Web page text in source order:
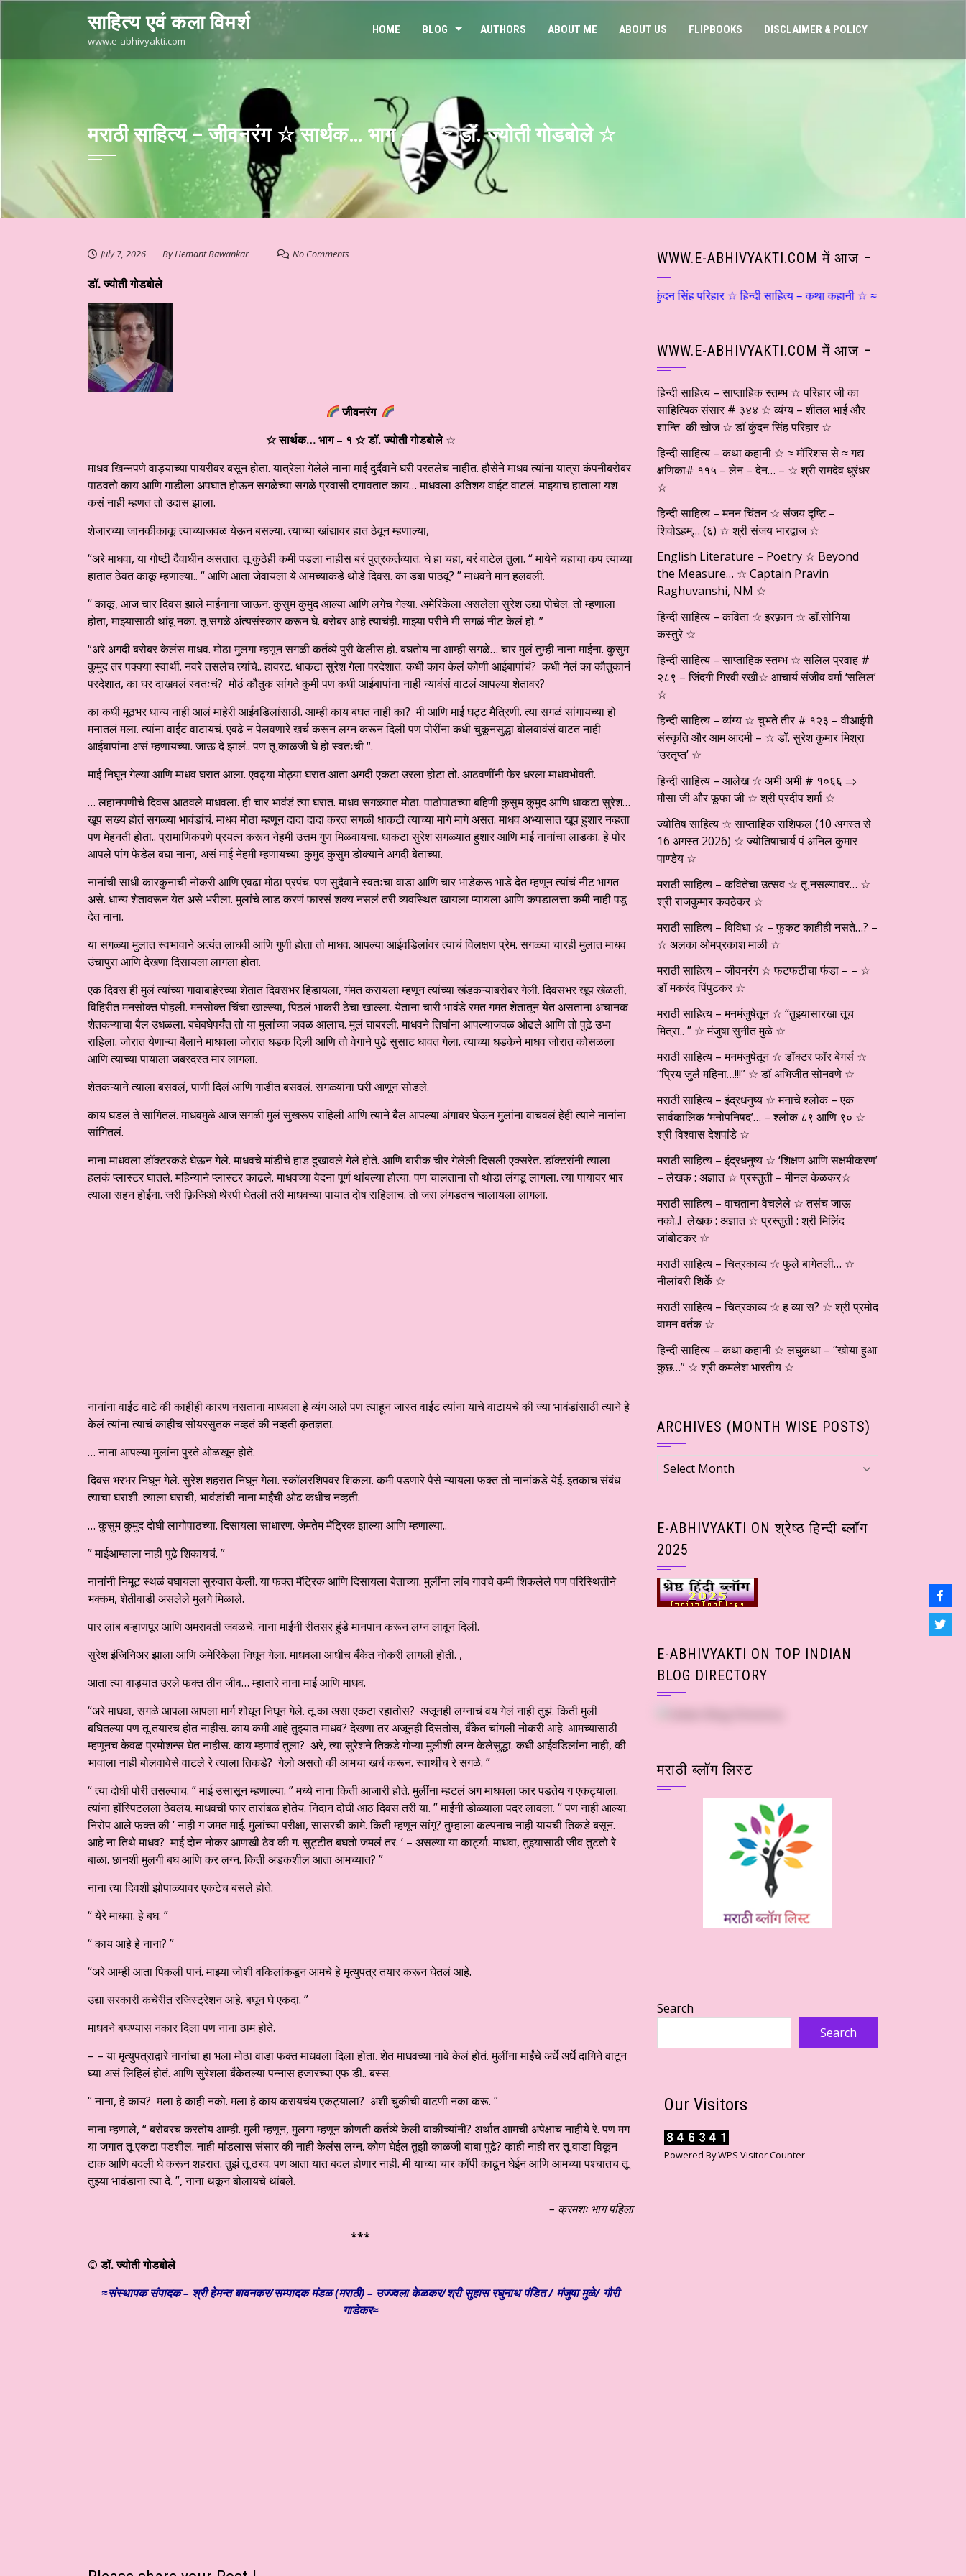
साहित्य एवं कला विमर्श
www.e-abhivyakti.com
HOME BLOG AUTHORS ABOUT ME ABOUT US FLIPBOOKS DISCLAIMER & POLICY
मराठी साहित्य – जीवनरंग ☆ सार्थक… भाग – १ ☆ डॉ. ज्योती गोडबोले ☆
July 7, 2026 ByHemant Bawankar No Comments
डॉ. ज्योती गोडबोले
जीवनरंग
☆ सार्थक… भाग – १ ☆ डॉ. ज्योती गोडबोले☆
माधव खिन्नपणे वाड्याच्या पायरीवर बसून होता. यात्रेला गेलेले नाना माई दुर्दैवाने घरी परतलेच नाहीत. हौसेने माधव त्यांना यात्रा कंपनीबरोबर
पाठवतो काय आणि गाडीला अपघात होऊन सगळेच्या सगळे प्रवासी दगावतात काय… माधवला अतिशय वाईट वाटलं. माझ्याच हाताला यश
कसं नाही म्हणत तो उदास झाला.
शेजारच्या जानकीकाकू त्याच्याजवळ येऊन बसल्या. त्याच्या खांद्यावर हात ठेवून म्हणाल्या,
“अरे माधवा, या गोष्टी दैवाधीन असतात. तू कुठेही कमी पडला नाहीस बरं पुत्रकर्तव्यात. घे हा चहा, बरं वाटेल तुला. “ मायेने चहाचा कप त्याच्या
हातात ठेवत काकू म्हणाल्या.. “ आणि आता जेवायला ये आमच्याकडे थोडे दिवस. का डबा पाठवू? ” माधवने मान हलवली.
“ काकू, आज चार दिवस झाले माईनाना जाऊन. कुसुम कुमुद आल्या आणि लगेच गेल्या. अमेरिकेला असलेला सुरेश उद्या पोचेल. तो म्हणाला
होता, माझ्यासाठी थांबू नका. तू सगळे अंत्यसंस्कार करून घे. बरोबर आहे त्याचंही. माझ्या परीने मी सगळं नीट केलं हो. ”
“अरे अगदी बरोबर केलंस माधव. मोठा मुलगा म्हणून सगळी कर्तव्ये पुरी केलीस हो. बघतोय ना आम्ही सगळे… चार मुलं तुम्ही नाना माईना. कुसुम
कुमुद तर पक्क्या स्वार्थी. नवरे तसलेच त्यांचे.. हावरट. धाकटा सुरेश गेला परदेशात. कधी काय केलं कोणी आईबापांचं? कधी नेलं का कौतुकानं
परदेशात, का घर दाखवलं स्वतःचं? मोठं कौतुक सांगते कुमी पण कधी आईबापांना नाही न्यावंसं वाटलं आपल्या शेतावर?
का कधी मूठभर धान्य नाही आलं माहेरी आईवडिलांसाठी. आम्ही काय बघत नाही का? मी आणि माई घट्ट मैत्रिणी. त्या सगळं सांगायच्या हो
मनातलं मला. त्यांना वाईट वाटायचं. एवढे न पेलवणारे खर्च करून लग्न करून दिली पण पोरींना कधी चुकूनसुद्धा बोलवावंसं वाटत नाही
आईबापांना असं म्हणायच्या. जाऊ दे झालं.. पण तू काळजी घे हो स्वतःची “.
माई निघून गेल्या आणि माधव घरात आला. एवढ्या मोठ्या घरात आता अगदी एकटा उरला होटा तो. आठवणींनी फेर धरला माधवभोवती.
… लहानपणीचे दिवस आठवले माधवला. ही चार भावंडं त्या घरात. माधव सगळ्यात मोठा. पाठोपाठच्या बहिणी कुसुम कुमुद आणि धाकटा सुरेश…
खूप सख्य होतं सगळ्या भावंडांचं. माधव मोठा म्हणून दादा दादा करत सगळी धाकटी त्याच्या मागे मागे असत. माधव अभ्यासात खूप हुशार नव्हता
पण मेहनती होता.. प्रामाणिकपणे प्रयत्न करून नेहमी उत्तम गुण मिळवायचा. धाकटा सुरेश सगळ्यात हुशार आणि माई नानांचा लाडका. हे पोर
आपले पांग फेडेल बघा नाना, असं माई नेहमी म्हणायच्या. कुमुद कुसुम डोक्याने अगदी बेताच्या.
नानांची साधी कारकुनाची नोकरी आणि एवढा मोठा प्रपंच. पण सुदैवाने स्वतःचा वाडा आणि चार भाडेकरू भाडे देत म्हणून त्यांचं नीट भागत
असे. धान्य शेतावरून येत असे भरीला. मुलांचे लाड करणं फारसं शक्य नसलं तरी व्यवस्थित खायला प्यायला आणि कपडालत्ता कमी नाही पडू
देत नाना.
या सगळ्या मुलात स्वभावाने अत्यंत लाघवी आणि गुणी होता तो माधव. आपल्या आईवडिलांवर त्याचं विलक्षण प्रेम. सगळ्या चारही मुलात माधव
उंचापुरा आणि देखणा दिसायला लागला होता.
एक दिवस ही मुलं त्यांच्या गावाबाहेरच्या शेतात दिवसभर हिंडायला, गंमत करायला म्हणून त्यांच्या खंडकऱ्याबरोबर गेली. दिवसभर खूप खेळली,
विहिरीत मनसोक्त पोहली. मनसोक्त चिंचा खाल्ल्या, पिठलं भाकरी ठेचा खाल्ला. येताना चारी भावंडे रमत गमत शेतातून येत असताना अचानक
शेतकऱ्याचा बैल उधळला. बघेबघेपर्यंत तो या मुलांच्या जवळ आलाच. मुलं घाबरली. माधवने तिघांना आपल्याजवळ ओढले आणि तो पुढे उभा
राहिला. जोरात येणाऱ्या बैलाने माधवला जोरात धडक दिली आणि तो वेगाने पुढे सुसाट धावत गेला. त्याच्या धडकेने माधव जोरात कोसळला
आणि त्याच्या पायाला जबरदस्त मार लागला.
शेतकऱ्याने त्याला बसवलं, पाणी दिलं आणि गाडीत बसवलं. सगळ्यांना घरी आणून सोडले.
काय घडलं ते सांगितलं. माधवमुळे आज सगळी मुलं सुखरूप राहिली आणि त्याने बैल आपल्या अंगावर घेऊन मुलांना वाचवलं हेही त्याने नानांना
सांगितलं.
नाना माधवला डॉक्टरकडे घेऊन गेले. माधवचे मांडीचे हाड दुखावले गेले होते. आणि बारीक चीर गेलेली दिसली एक्सरेत. डॉक्टरांनी त्याला
हलकं प्लास्टर घातले. महिन्याने प्लास्टर काढले. माधवच्या वेदना पूर्ण थांबल्या होत्या. पण चालताना तो थोडा लंगडू लागला. त्या पायावर भार
त्याला सहन होईना. जरी फ़िजिओ थेरपी घेतली तरी माधवच्या पायात दोष राहिलाच. तो जरा लंगडतच चालायला लागला.
नानांना वाईट वाटे की काहीही कारण नसताना माधवला हे व्यंग आले पण त्याहून जास्त वाईट त्यांना याचे वाटायचे की ज्या भावंडांसाठी त्याने हे
केलं त्यांना त्याचं काहीच सोयरसुतक नव्हतं की नव्हती कृतज्ञता.
… नाना आपल्या मुलांना पुरते ओळखून होते.
दिवस भरभर निघून गेले. सुरेश शहरात निघून गेला. स्कॉलरशिपवर शिकला. कमी पडणारे पैसे न्यायला फक्त तो नानांकडे येई. इतकाच संबंध
त्याचा घराशी. त्याला घराची, भावंडांची नाना माईंची ओढ कधीच नव्हती.
… कुसुम कुमुद दोघी लागोपाठच्या. दिसायला साधारण. जेमतेम मॅट्रिक झाल्या आणि म्हणाल्या..
” माईआम्हाला नाही पुढे शिकायचं. ”
नानांनी निमूट स्थळं बघायला सुरुवात केली. या फक्त मॅट्रिक आणि दिसायला बेताच्या. मुलींना लांब गावचे कमी शिकलेले पण परिस्थितीने
भक्कम, शेतीवाडी असलेले मुलगे मिळाले.
पार लांब बऱ्हाणपूर आणि अमरावती जवळचे. नाना माईनी रीतसर हुंडे मानपान करून लग्न लावून दिली.
सुरेश इंजिनिअर झाला आणि अमेरिकेला निघून गेला. माधवला आधीच बँकेत नोकरी लागली होती. ,
आता त्या वाड्यात उरले फक्त तीन जीव… म्हातारे नाना माई आणि माधव.
“अरे माधवा, सगळे आपला आपला मार्ग शोधून निघून गेले. तू का असा एकटा रहातोस? अजूनही लग्नाचं वय गेलं नाही तुझं. किती मुली
बघितल्या पण तू तयारच होत नाहीस. काय कमी आहे तुझ्यात माधव? देखणा तर अजूनही दिसतोस, बँकेत चांगली नोकरी आहे. आमच्यासाठी
म्हणूनच केवळ प्रमोशन्स घेत नाहीस. काय म्हणावं तुला? अरे, त्या सुरेशने तिकडे गोऱ्या मुलीशी लग्न केलेसुद्धा. कधी आईवडिलांना नाही, की
भावाला नाही बोलवावेसे वाटले रे त्याला तिकडे? गेलो असतो की आमचा खर्च करून. स्वार्थीच रे सगळे. ”
“ त्या दोघी पोरी तसल्याच. ” माई उसासून म्हणाल्या. ” मध्ये नाना किती आजारी होते. मुलींना म्हटलं अग माधवला फार पडतेय ग एकट्याला.
त्यांना हॉस्पिटलला ठेवलंय. माधवची फार तारांबळ होतेय. निदान दोघी आठ दिवस तरी या. ” माईनी डोळ्याला पदर लावला. “ पण नाही आल्या.
निरोप आले फक्त की ‘ नाही ग जमत माई. मुलांच्या परीक्षा, सासरची कामे. किती म्हणून सांगू? तुम्हाला कल्पनाच नाही यायची तिकडे बसून.
आहे ना तिथे माधव? माई दोन नोकर आणखी ठेव की ग. सुट्टीत बघतो जमलं तर. ’ – असल्या या कार्ट्या. माधवा, तुझ्यासाठी जीव तुटतो रे
बाळा. छानशी मुलगी बघ आणि कर लग्न. किती अडकशील आता आमच्यात? ”
नाना त्या दिवशी झोपाळ्यावर एकटेच बसले होते.
“ येरे माधवा. हे बघ. ”
“ काय आहे हे नाना? ”
“अरे आम्ही आता पिकली पानं. माझ्या जोशी वकिलांकडून आमचे हे मृत्युपत्र तयार करून घेतलं आहे.
उद्या सरकारी कचेरीत रजिस्ट्रेशन आहे. बघून घे एकदा. ”
माधवने बघण्यास नकार दिला पण नाना ठाम होते.
– – या मृत्युपत्राद्वारे नानांचा हा भला मोठा वाडा फक्त माधवला दिला होता. शेत माधवच्या नावे केलं होतं. मुलींना माईंचे अर्धे अर्धे दागिने वाटून
घ्या असं लिहिलं होतं. आणि सुरेशला बँकेतल्या पन्नास हजारच्या एफ डी.. बस्स.
“ नाना, हे काय? मला हे काही नको. मला हे काय करायचंय एकट्याला? अशी चुकीची वाटणी नका करू. ”
नाना म्हणाले, “ बरोबरच करतोय आम्ही. मुली म्हणून, मुलगा म्हणून कोणती कर्तव्ये केली बाकीच्यांनी? अर्थात आमची अपेक्षाच नाहीये रे. पण मग
या जगात तू एकटा पडशील. नाही मांडलास संसार की नाही केलंस लग्न. कोण घेईल तुझी काळजी बाबा पुढे? काही नाही तर तू वाडा विकून
टाक आणि बदली घे करून शहरात. तुझं तू ठरव. पण आता यात बदल होणार नाही. मी याच्या चार कॉपी काढून घेईन आणि आमच्या पश्चातच तू
तुझ्या भावंडाना त्या दे. ”, नाना थकून बोलायचे थांबले.
– क्रमशः भाग पहिला
***
©डॉ. ज्योती गोडबोले
≈संस्थापक संपादक – श्री हेमन्त बावनकर/सम्पादक मंडळ (मराठी) – उज्ज्वला केळकर/श्री सुहास रघुनाथ पंडित / मंजुषा मुळे/ गौरी
गाडेकर≈
WWW.E-ABHIVYAKTI.COM में आज –
हिन्दी साहित्य – साप्ताहिक स्तम्भ ☆ परिहार जी का साहित्यिक संसार # ३४४ ☆ व्यंग्य – शीतल भाई और शान्ति की खोज ☆ डॉ कुंदन सिंह परिहार ☆ हिन्दी साहित्य – कथा कहानी ☆ ≈ मॉरिशस से ≈ गद्य
WWW.E-ABHIVYAKTI.COM में आज –
हिन्दी साहित्य – साप्ताहिक स्तम्भ ☆ परिहार जी का
साहित्यिक संसार # ३४४ ☆ व्यंग्य – शीतल भाई और
शान्ति की खोज ☆ डॉ कुंदन सिंह परिहार ☆
हिन्दी साहित्य – कथा कहानी ☆ ≈ मॉरिशस से ≈ गद्य
क्षणिका# ११५ – लेन – देन… – ☆ श्री रामदेव धुरंधर
☆
हिन्दी साहित्य – मनन चिंतन ☆ संजय दृष्टि –
शिवोऽहम्… (६) ☆ श्री संजय भारद्वाज ☆
English Literature – Poetry ☆ Beyond
the Measure… ☆ Captain Pravin
Raghuvanshi, NM ☆
हिन्दी साहित्य – कविता ☆ इरफ़ान ☆ डॉ.सोनिया
कस्तुरे ☆
हिन्दी साहित्य – साप्ताहिक स्तम्भ ☆ सलिल प्रवाह #
२८९ – जिंदगी गिरवी रखी☆ आचार्य संजीव वर्मा ‘सलिल’
☆
हिन्दी साहित्य – व्यंग्य ☆ चुभते तीर # १२३ – वीआईपी
संस्कृति और आम आदमी – ☆ डॉ. सुरेश कुमार मिश्रा
‘उरतृप्त’ ☆
हिन्दी साहित्य – आलेख ☆ अभी अभी # १०६६ ⇒
मौसा जी और फूफा जी ☆ श्री प्रदीप शर्मा ☆
ज्योतिष साहित्य ☆ साप्ताहिक राशिफल (10 अगस्त से
16 अगस्त 2026) ☆ ज्योतिषाचार्य पं अनिल कुमार
पाण्डेय ☆
मराठी साहित्य – कवितेचा उत्सव ☆ तू नसल्यावर… ☆
श्री राजकुमार कवठेकर ☆
मराठी साहित्य – विविधा ☆ – फुकट काहीही नसते…? –
☆ अलका ओमप्रकाश माळी ☆
मराठी साहित्य – जीवनरंग ☆ फटफटीचा फंडा – – ☆
डॉ मकरंद पिंपुटकर ☆
मराठी साहित्य – मनमंजुषेतून ☆ “तुझ्यासारखा तूच
मित्रा.. ” ☆ मंजुषा सुनीत मुळे ☆
मराठी साहित्य – मनमंजुषेतून ☆ डॉक्टर फॉर बेगर्स ☆
“प्रिय जुलै महिना…!!!” ☆ डॉ अभिजीत सोनवणे ☆
मराठी साहित्य – इंद्रधनुष्य ☆ मनाचे श्लोक – एक
सार्वकालिक ‘मनोपनिषद’… – श्लोक ८९ आणि ९० ☆
श्री विश्वास देशपांडे ☆
मराठी साहित्य – इंद्रधनुष्य ☆ ‘शिक्षण आणि सक्षमीकरण’
– लेखक : अज्ञात ☆ प्रस्तुती – मीनल केळकर☆
मराठी साहित्य – वाचताना वेचलेले ☆ तसंच जाऊ
नको..! लेखक : अज्ञात ☆ प्रस्तुती : श्री मिलिंद
जांबोटकर ☆
मराठी साहित्य – चित्रकाव्य ☆ फुले बागेतली… ☆
नीलांबरी शिर्के ☆
मराठी साहित्य – चित्रकाव्य ☆ ह व्या स? ☆ श्री प्रमोद
वामन वर्तक ☆
हिन्दी साहित्य – कथा कहानी ☆ लघुकथा – “खोया हुआ
कुछ…” ☆ श्री कमलेश भारतीय ☆
ARCHIVES (MONTH WISE POSTS)
Archives
(Month
E-ABHIVYAKTI ON श्रेष्ठ हिन्दी ब्लॉग
2025
E-ABHIVYAKTI ON TOP INDIAN
BLOG DIRECTORY
मराठी ब्लॉग लिस्ट
Search
Search
Our Visitors
Powered ByWPS Visitor Counter